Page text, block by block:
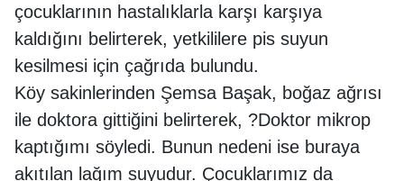
çocuklarının hastalıklarla karşı karşıya
kaldığını belirterek, yetkililere pis suyun
kesilmesi için çağrıda bulundu.
Köy sakinlerinden Şemsa Başak, boğaz ağrısı
ile doktora gittiğini belirterek, ?Doktor mikrop
kaptığımı söyledi. Bunun nedeni ise buraya
akıtılan lağım suyudur. Çocuklarımız da